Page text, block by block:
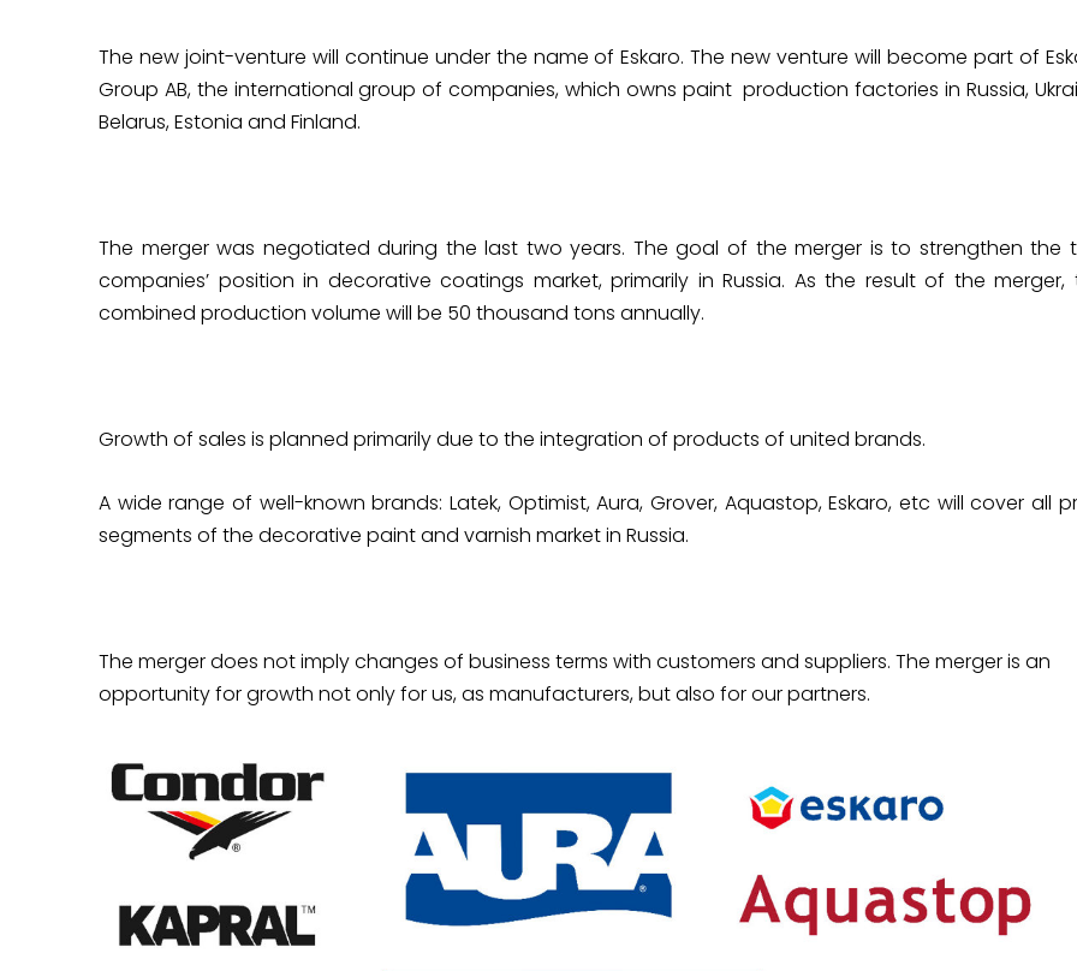
The new joint-venture will continue under the name of Eskaro. The new venture will become part of
Group AB, the international group of companies, which owns paint production factories in Russia,
Belarus, Estonia and Finland.
The merger was negotiated during the last two years. The goal of the merger is to strengthen the
companies’ position in decorative coatings market, primarily in Russia. As the result of the merger,
combined production volume will be 50 thousand tons annually.
Growth of sales is planned primarily due to the integration of products of united brands.
A wide range of well-known brands: Latek, Optimist, Aura, Grover, Aquastop, Eskaro, etc will cover all
segments of the decorative paint and varnish market in Russia.
The merger does not imply changes of business terms with customers and suppliers. The merger is an
opportunity for growth not only for us, as manufacturers, but also for our partners.